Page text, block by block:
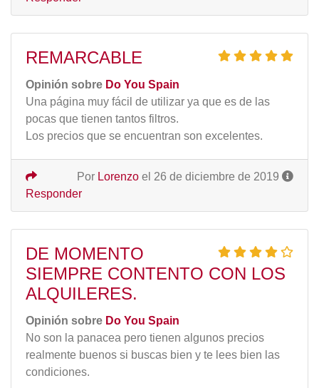
REMARCABLE
Opinión sobre Do You Spain
Una página muy fácil de utilizar ya que es de las
pocas que tienen tantos filtros.
Los precios que se encuentran son excelentes.
Por Lorenzo el 26 de diciembre de 2019
Responder
DE MOMENTO
SIEMPRE CONTENTO CON LOS
ALQUILERES.
Opinión sobre Do You Spain
No son la panacea pero tienen algunos precios
realmente buenos si buscas bien y te lees bien las
condiciones.